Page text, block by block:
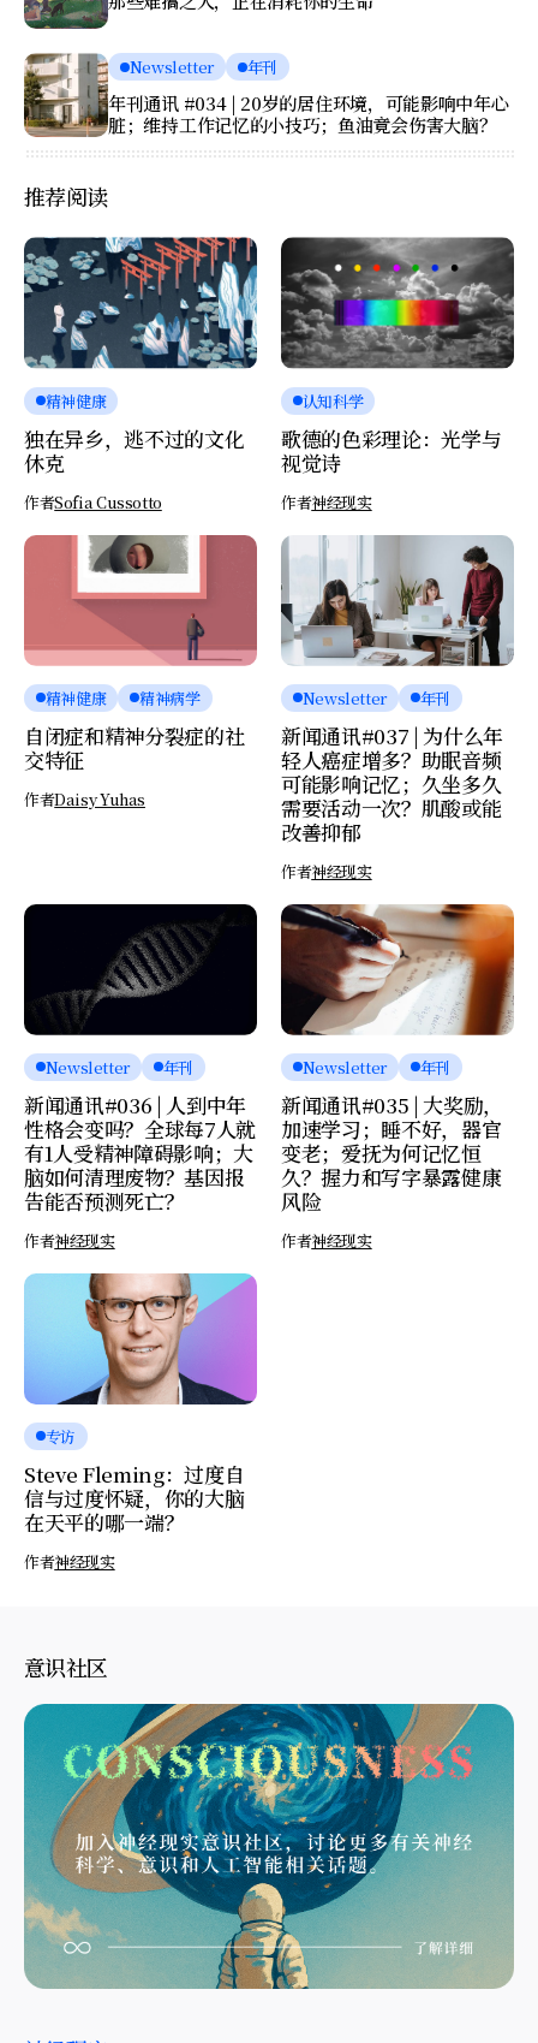
Newsletter 年刊
年刊通讯 #034 | 20岁的居住环境，可能影响中年心
脏；维持工作记忆的小技巧；鱼油竟会伤害大脑？
推荐阅读
精神健康
独在异乡，逃不过的文化
休克
作者Sofia Cussotto
认知科学
歌德的色彩理论：光学与
视觉诗
作者神经现实
精神健康 精神病学
自闭症和精神分裂症的社
交特征
作者Daisy Yuhas
Newsletter 年刊
新闻通讯#037 | 为什么年
轻人癌症增多？助眠音频
可能影响记忆；久坐多久
需要活动一次？肌酸或能
改善抑郁
作者神经现实
Newsletter 年刊
新闻通讯#036 | 人到中年
性格会变吗？全球每7人就
有1人受精神障碍影响；大
脑如何清理废物？基因报
告能否预测死亡？
作者神经现实
Newsletter 年刊
新闻通讯#035 | 大奖励，
加速学习；睡不好，器官
变老；爱抚为何记忆恒
久？握力和写字暴露健康
风险
作者神经现实
专访
Steve Fleming：过度自
信与过度怀疑，你的大脑
在天平的哪一端？
作者神经现实
意识社区